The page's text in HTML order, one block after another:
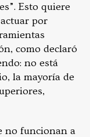
Esto quiere
por
como declaró
no está
la mayoría de
no funcionan a